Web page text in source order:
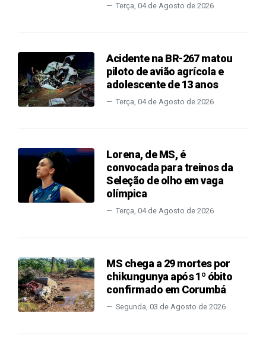
Terça, 04 de Agosto de 2026
Acidente na BR-267 matou
piloto de avião agrícola e
adolescente de 13 anos
Terça, 04 de Agosto de 2026
Lorena, de MS, é
convocada para treinos da
Seleção de olho em vaga
olímpica
Terça, 04 de Agosto de 2026
MS chega a 29 mortes por
chikungunya após 1º óbito
confirmado em Corumbá
Segunda, 03 de Agosto de 2026